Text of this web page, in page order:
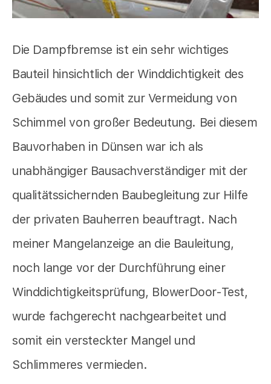
Die Dampfbremse ist ein sehr wichtiges
Bauteil hinsichtlich der Winddichtigkeit des
Gebäudes und somit zur Vermeidung von
Schimmel von großer Bedeutung. Bei diesem
Bauvorhaben in Dünsen war ich als
unabhängiger Bausachverständiger mit der
qualitätssichernden Baubegleitung zur Hilfe
der privaten Bauherren beauftragt. Nach
meiner Mangelanzeige an die Bauleitung,
noch lange vor der Durchführung einer
Winddichtigkeitsprüfung, BlowerDoor-Test,
wurde fachgerecht nachgearbeitet und
somit ein versteckter Mangel und
Schlimmeres vermieden.